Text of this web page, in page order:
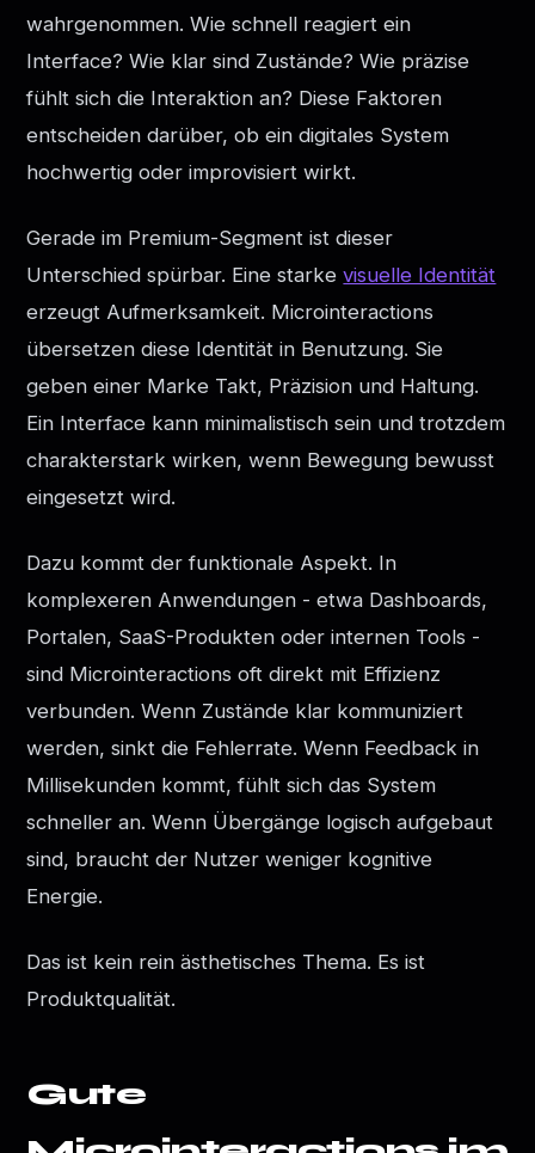
wahrgenommen. Wie schnell reagiert ein
Interface? Wie klar sind Zustände? Wie präzise
fühlt sich die Interaktion an? Diese Faktoren
entscheiden darüber, ob ein digitales System
hochwertig oder improvisiert wirkt.
Gerade im Premium-Segment ist dieser
Unterschied spürbar. Eine starkevisuelle Identität
erzeugt Aufmerksamkeit. Microinteractions
übersetzen diese Identität in Benutzung. Sie
geben einer Marke Takt, Präzision und Haltung.
Ein Interface kann minimalistisch sein und trotzdem
charakterstark wirken, wenn Bewegung bewusst
eingesetzt wird.
Dazu kommt der funktionale Aspekt. In
komplexeren Anwendungen - etwa Dashboards,
Portalen, SaaS-Produkten oder internen Tools -
sind Microinteractions oft direkt mit Effizienz
verbunden. Wenn Zustände klar kommuniziert
werden, sinkt die Fehlerrate. Wenn Feedback in
Millisekunden kommt, fühlt sich das System
schneller an. Wenn Übergänge logisch aufgebaut
sind, braucht der Nutzer weniger kognitive
Energie.
Das ist kein rein ästhetisches Thema. Es ist
Produktqualität.
Gute